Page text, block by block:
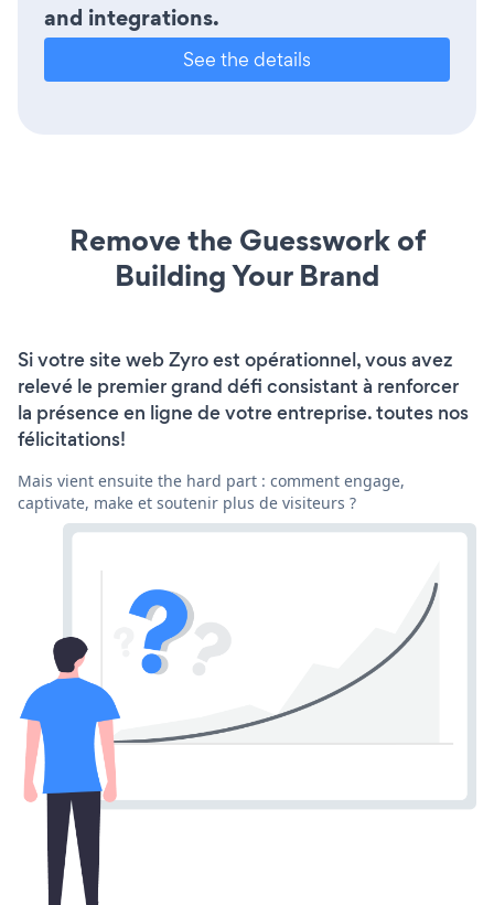
and integrations.
See the details
Remove the Guesswork of
Building Your Brand
Si votre site web Zyro est opérationnel, vous avez
relevé le premier grand défi consistant à renforcer
la présence en ligne de votre entreprise. toutes nos
félicitations!
Mais vient ensuite the hard part : comment engage,
captivate, make et soutenir plus de visiteurs ?